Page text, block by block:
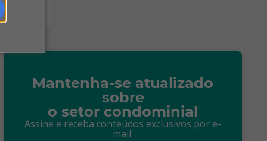
Mantenha-se atualizado
sobre
o setor condominial
Assine e receba conteúdos exclusivos por e-
mail: